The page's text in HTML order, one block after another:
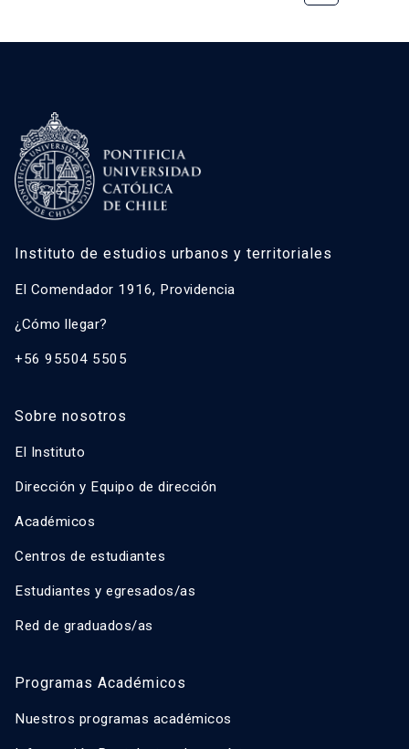
Instituto de estudios urbanos y territoriales
El Comendador 1916, Providencia
¿Cómo llegar?
+56 95504 5505
Sobre nosotros
El Instituto
Dirección y Equipo de dirección
Académicos
Centros de estudiantes
Estudiantes y egresados/as
Red de graduados/as
Programas Académicos
Nuestros programas académicos